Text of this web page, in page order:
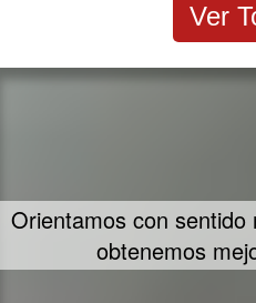
Ver
Orientamos con
obtenemos